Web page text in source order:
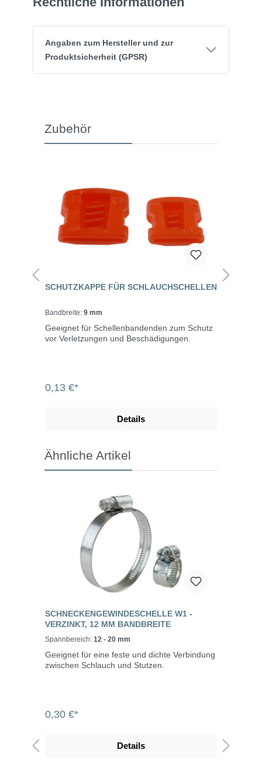
Angaben zum Hersteller und zur
Produktsicherheit (GPSR)
Zubehör
SCHUTZKAPPE FÜR SCHLAUCHSCHELLEN
Bandbreite: 9 mm
Geeignet für Schellenbandenden zum Schutz
vor Verletzungen und Beschädigungen.
0,13 €*
Details
Ähnliche Artikel
SCHNECKENGEWINDESCHELLE W1 -
VERZINKT, 12 MM BANDBREITE
Spannbereich: 12 - 20 mm
Geeignet für eine feste und dichte Verbindung
zwischen Schlauch und Stutzen.
0,30 €*
Details